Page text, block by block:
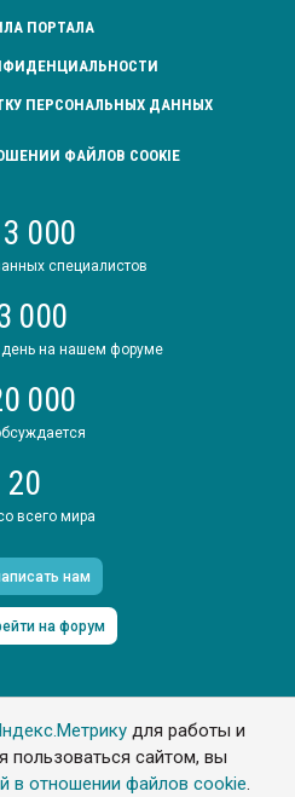
для работы и
пользоваться сайтом, вы
в отношении файлов cookie.
ПОРТАЛА
ПЕРСОНАЛЬНЫХ ДАННЫХ
ФАЙЛОВ COOKIE
000
специалистов
000
день на нашем форуме
000
20
всего мира
нам
на форум
Все права защищены
сайта с обязательной
www.e-plastic.ru